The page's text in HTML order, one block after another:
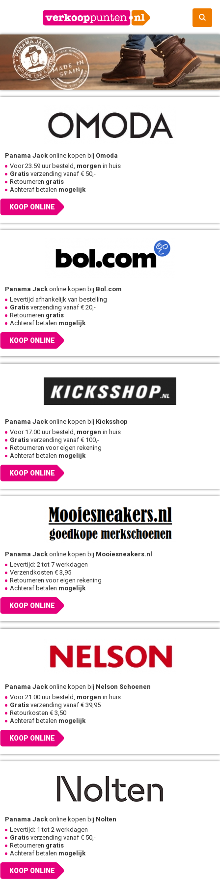
Panama Jack online kopen bij Omoda
Voor 23.59 uur besteld, morgen in huis
Gratis verzending vanaf € 50,-
Retourneren gratis
Achteraf betalen mogelijk
KOOP ONLINE
Panama Jack online kopen bij Bol.com
Levertijd afhankelijk van bestelling
Gratis verzending vanaf € 20,-
Retourneren gratis
Achteraf betalen mogelijk
KOOP ONLINE
Panama Jack online kopen bij Kicksshop
Voor 17.00 uur besteld, morgen in huis
Gratis verzending vanaf € 100,-
Retourneren voor eigen rekening
Achteraf betalen mogelijk
KOOP ONLINE
Panama Jack online kopen bij Mooiesneakers.nl
Levertijd: 2 tot 7 werkdagen
Verzendkosten € 3,95
Retourneren voor eigen rekening
Achteraf betalen mogelijk
KOOP ONLINE
Panama Jack online kopen bij Nelson Schoenen
Voor 21.00 uur besteld, morgen in huis
Gratis verzending vanaf € 39,95
Retourkosten € 3,50
Achteraf betalen mogelijk
KOOP ONLINE
Panama Jack online kopen bij Nolten
Levertijd: 1 tot 2 werkdagen
Gratis verzending vanaf € 50,-
Retourneren gratis
Achteraf betalen mogelijk
KOOP ONLINE